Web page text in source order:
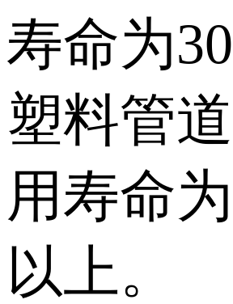
寿命为
塑料管
用寿命
以上。